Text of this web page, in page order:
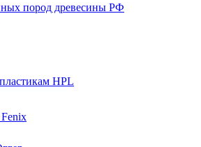
пород древесины РФ
HPL